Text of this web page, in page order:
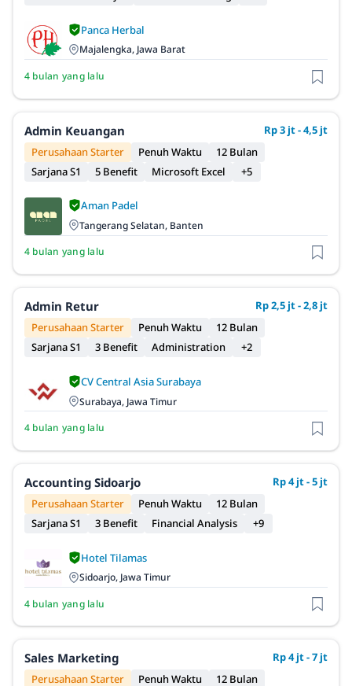
Panca Herbal
Majalengka, Jawa Barat
4 bulan yang lalu
Admin Keuangan
Rp 3 jt - 4,5 jt
Perusahaan Starter
Penuh Waktu
12 Bulan
Sarjana S1
5 Benefit Microsoft Excel +5
Aman Padel
Tangerang Selatan, Banten
4 bulan yang lalu
Admin Retur
Rp 2,5 jt - 2,8 jt
Perusahaan Starter
Penuh Waktu
12 Bulan
Sarjana S1
3 Benefit Administration +2
CV Central Asia Surabaya
Surabaya, Jawa Timur
4 bulan yang lalu
Accounting Sidoarjo
Rp 4 jt - 5 jt
Perusahaan Starter
Penuh Waktu
12 Bulan
Sarjana S1
3 Benefit Financial Analysis +9
Hotel Tilamas
Sidoarjo, Jawa Timur
4 bulan yang lalu
Sales Marketing
Rp 4 jt - 7 jt
Perusahaan Starter
Penuh Waktu 12 Bulan